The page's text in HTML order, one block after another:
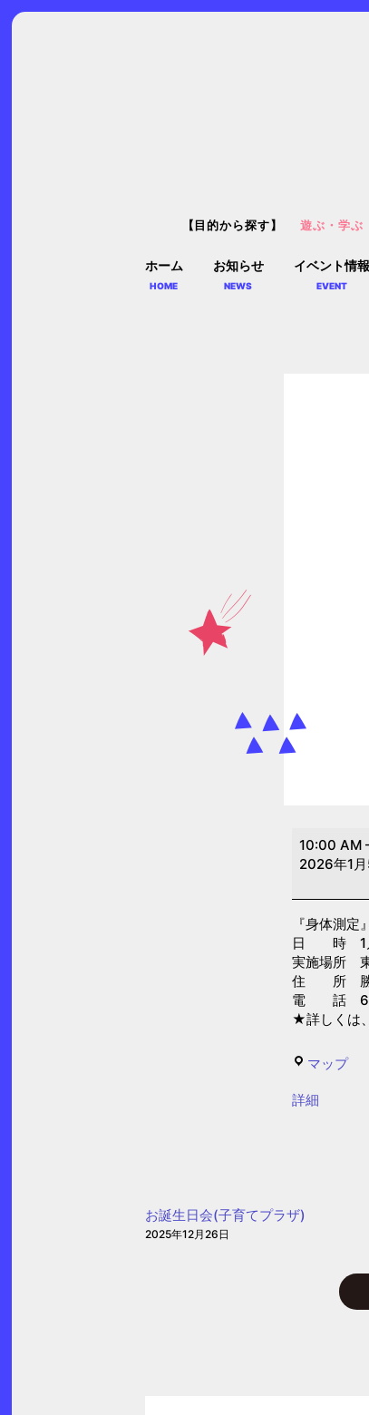
ホーム
HOME
お知らせ
NEWS
イベント情報
EVENT
【目的から探す】 遊ぶ・学ぶ
身
体
(東
桃
谷
幼
児
園）
10:00 AM
2026年1月
『身体測定』
日 時 1月
実施場所
住 所 勝
電 話
★詳しくは
マップ東
{title}
詳細
お誕生日会(子育てプラザ)
2025年12月26日